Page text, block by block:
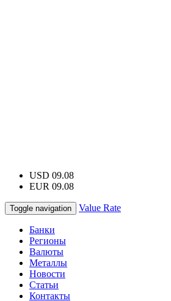
USD 09.08
EUR 09.08
Toggle navigation Value Rate
Банки
Регионы
Валюты
Металлы
Новости
Статьи
Контакты